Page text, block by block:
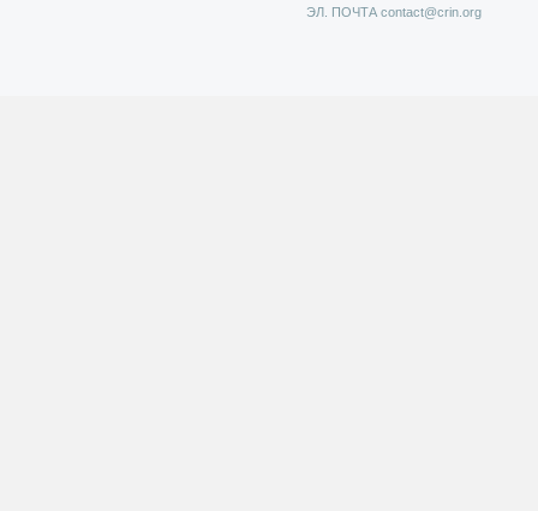
ЭЛ. ПОЧТА contact@crin.org